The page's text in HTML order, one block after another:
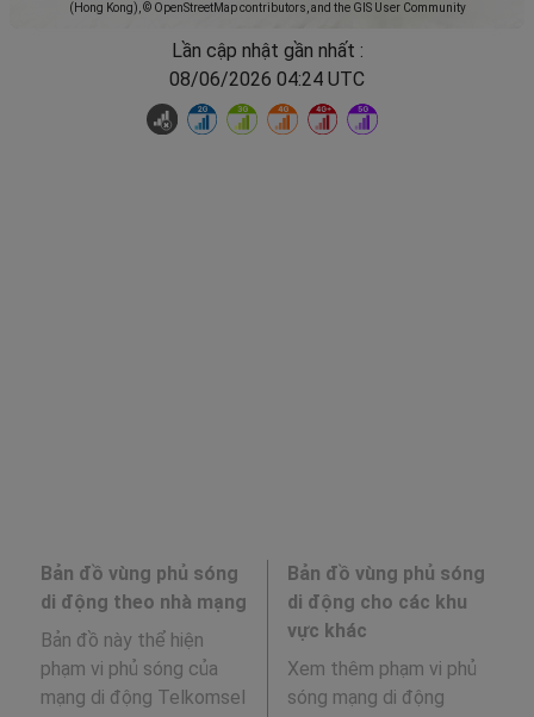
(Hong Kong), © OpenStreetMap contributors, and the GIS User Community
Lần cập nhật gần nhất :
08/06/2026 04:24 UTC
Bản đồ vùng phủ sóng
di động theo nhà mạng
Bản đồ này thể hiện
phạm vi phủ sóng của
mạng di động Telkomsel
Bản đồ vùng phủ sóng
di động cho các khu
vực khác
Xem thêm phạm vi phủ
sóng mạng di động